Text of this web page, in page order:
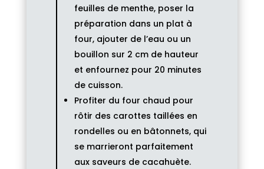
feuilles de menthe, poser la
préparation dans un plat à
four, ajouter de l’eau ou un
bouillon sur 2 cm de hauteur
et enfournez pour 20 minutes
de cuisson.
Profiter du four chaud pour
rôtir des carottes taillées en
rondelles ou en bâtonnets, qui
se marrieront parfaitement
aux saveurs de cacahuète.